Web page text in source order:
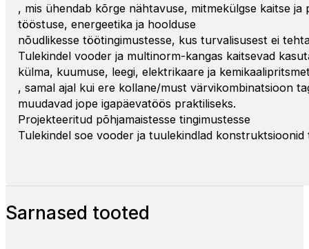
, mis ühendab kõrge nähtavuse, mitmekülgse kaitse
tööstuse, energeetika ja hoolduse
nõudlikesse töötingimustesse, kus turvalisusest ei
Tulekindel vooder ja multinorm-kangas kaitsevad
külma, kuumuse, leegi, elektrikaare ja
, samal ajal kui ere kollane/must värvikombinatsioon
muudavad jope igapäevatöös praktiliseks.
Projekteeritud põhjamaistesse tingimustesse
Tulekindel soe vooder ja tuulekindlad konstruktsioonid
Sarnased tooted